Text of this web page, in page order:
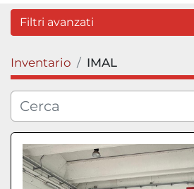
Filtri avanzati
Categoria
Condizione
Inventario IMAL
Ordina per